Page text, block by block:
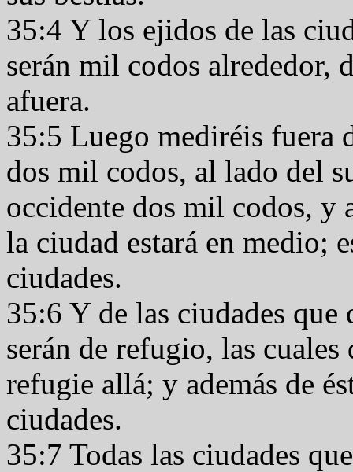
35:4 Y los ejidos de las
serán mil codos alrededor,
afuera.
35:5 Luego mediréis fuera
dos mil codos, al lado del
occidente dos mil codos, y
la ciudad estará en medio;
ciudades.
35:6 Y de las ciudades que
serán de refugio, las
refugie allá; y además de
ciudades.
35:7 Todas las ciudades